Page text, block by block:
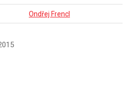
Ondřej Frencl